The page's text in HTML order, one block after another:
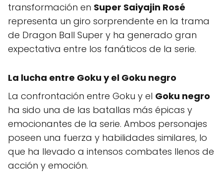
transformación en Super Saiyajin Rosé
representa un giro sorprendente en la trama
de Dragon Ball Super y ha generado gran
expectativa entre los fanáticos de la serie.
La lucha entre Goku y el Goku negro
La confrontación entre Goku y el Goku negro
ha sido una de las batallas más épicas y
emocionantes de la serie. Ambos personajes
poseen una fuerza y habilidades similares, lo
que ha llevado a intensos combates llenos de
acción y emoción.